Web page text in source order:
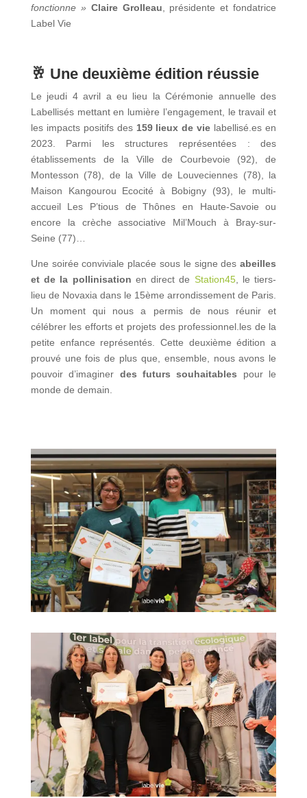
fonctionne » Claire Grolleau , présidente et fondatrice
Label Vie
🥂 Une deuxième édition réussie
Le jeudi 4 avril a eu lieu la Cérémonie annuelle des
Labellisés mettant en lumière l’engagement, le travail et
les impacts positifs des 159 lieux de vie labellisé.es en
2023. Parmi les structures représentées : des
établissements de la Ville de Courbevoie (92), de
Montesson (78), de la Ville de Louveciennes (78), la
Maison Kangourou Ecocité à Bobigny (93), le multi-
accueil Les P’tious de Thônes en Haute-Savoie ou
encore la crèche associative Mil’Mouch à Bray-sur-
Seine (77)…
Une soirée conviviale placée sous le signe desabeilles
et de la pollinisation en direct de Station45, le tiers-
lieu de Novaxia dans le 15ème arrondissement de Paris.
Un moment qui nous a permis de nous réunir et
célébrer les efforts et projets des professionnel.les de la
petite enfance représentés. Cette deuxième édition a
prouvé une fois de plus que, ensemble, nous avons le
pouvoir d’imaginer des futurs souhaitables pour le
monde de demain.